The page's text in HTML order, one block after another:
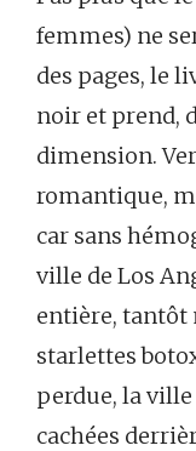
femmes) ne
des pages, le
noir et prend,
dimension.
romantique,
car sans
ville de Los
entière, tantôt
starlettes
perdue, la ville
cachées